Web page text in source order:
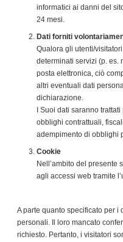
informatici ai danni del
24 mesi.
Dati forniti
Qualora gli utenti/
determinati servizi (p. es.
posta elettronica, ciò
altri eventuali dati
dichiarazione.
I Suoi dati saranno
obblighi contrattuali,
adempimento di obblighi
Cookie
Nell’ambito del presente
agli accessi web tramite
A parte quanto specificato per
personali. Il loro mancato
richiesto. Pertanto, i visitatori